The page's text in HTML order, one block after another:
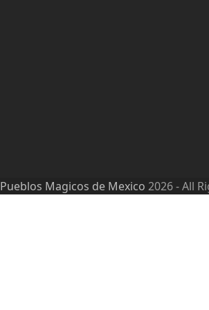
Pueblos Magicos de Mexico 2026 - All